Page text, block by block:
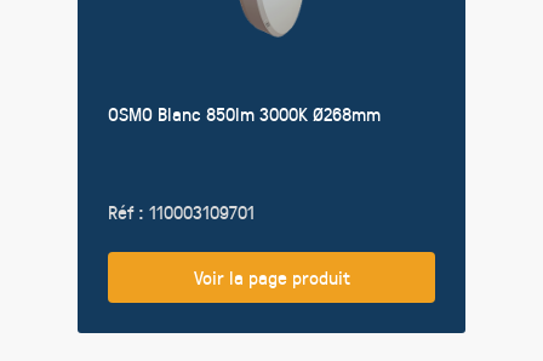
OSMO Blanc 850lm 3000K Ø268mm
Réf : 110003109701
Voir la page produit